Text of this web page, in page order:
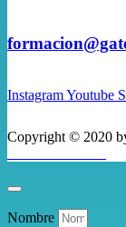
InstagramYoutube
Copyright © 2020
Nombre